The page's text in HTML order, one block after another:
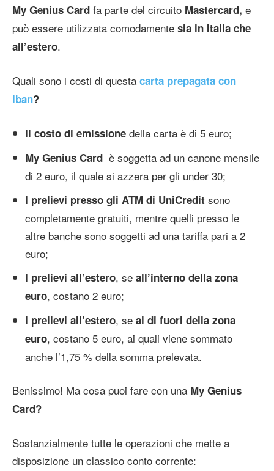
My Genius Card fa parte del circuito Mastercard, e
può essere utilizzata comodamente sia in Italia che
all’estero.
Quali sono i costi di questa carta prepagata con
Iban?
Il costo di emissione della carta è di 5 euro;
My Genius Card è soggetta ad un canone mensile
di 2 euro, il quale si azzera per gli under 30;
I prelievi presso gli ATM di UniCredit sono
completamente gratuiti, mentre quelli presso le
altre banche sono soggetti ad una tariffa pari a 2
euro;
I prelievi all’estero, se all’interno della zona
euro, costano 2 euro;
I prelievi all’estero, se al di fuori della zona
euro, costano 5 euro, ai quali viene sommato
anche l’1,75 % della somma prelevata.
Benissimo! Ma cosa puoi fare con una My Genius
Card?
Sostanzialmente tutte le operazioni che mette a
disposizione un classico conto corrente: